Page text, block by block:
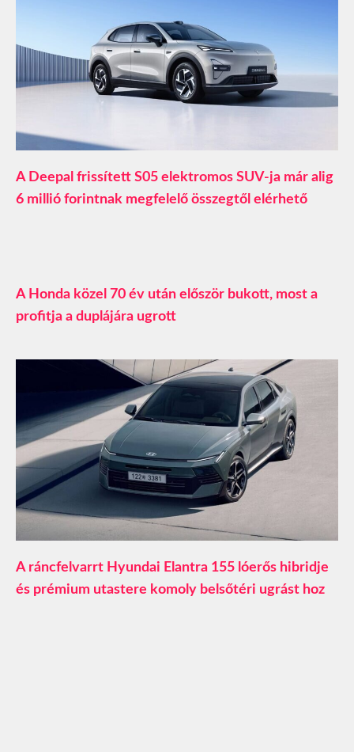
A Deepal frissített S05 elektromos SUV-ja már alig
6 millió forintnak megfelelő összegtől elérhető
A Honda közel 70 év után először bukott, most a
profitja a duplájára ugrott
A ráncfelvarrt Hyundai Elantra 155 lóerős hibridje
és prémium utastere komoly belsőtéri ugrást hoz